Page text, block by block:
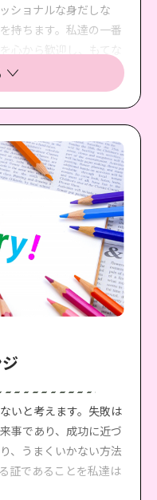
ショナルな身だしな
持ちます。私達の一番
心から歓迎し、もてな
ビスを目指します。私
幸福感を味わっていた
にします。
いと考えます。失敗は
事であり、成功に近づ
、うまくいかない方法
証であることを私達は